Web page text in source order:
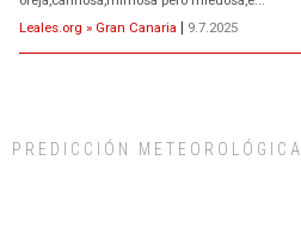
Leales.org » Gran Canaria | 9.7.2025
PREDICCIÓN METEOROLÓGICA